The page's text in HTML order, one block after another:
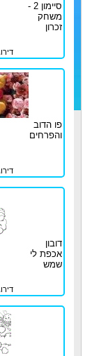
סיימון 2 -
משחק
זכרון
פו הדוב
והפרחים
דובון
אכפת לי
שמש